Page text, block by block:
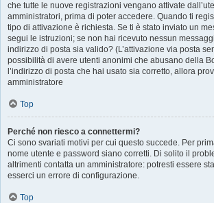
che tutte le nuove registrazioni vengano attivate
amministratori, prima di poter accedere. Quando ti
tipo di attivazione è richiesta. Se ti è stato inviato un
segui le istruzioni; se non hai ricevuto nessun
indirizzo di posta sia valido? (L’attivazione via posta
possibilità di avere utenti anonimi che abusano della
l’indirizzo di posta che hai usato sia corretto, allora
amministratore
Top
Perché non riesco a connettermi?
Ci sono svariati motivi per cui questo succede. Per
nome utente e password siano corretti. Di solito il
altrimenti contatta un amministratore: potresti essere
esserci un errore di configurazione.
Top